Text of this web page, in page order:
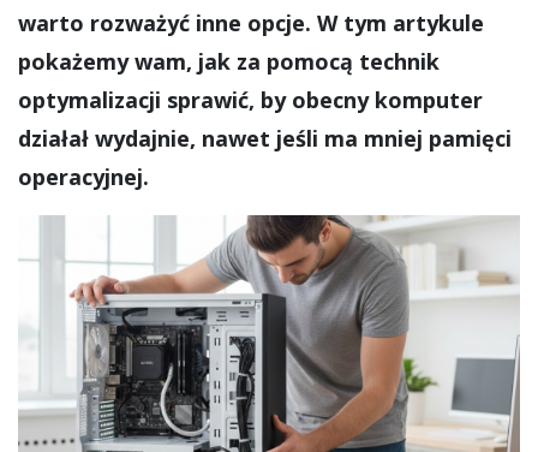
warto rozważyć inne opcje. W tym artykule
pokażemy wam, jak za pomocą technik
optymalizacji sprawić, by obecny komputer
działał wydajnie, nawet jeśli ma mniej pamięci
operacyjnej.